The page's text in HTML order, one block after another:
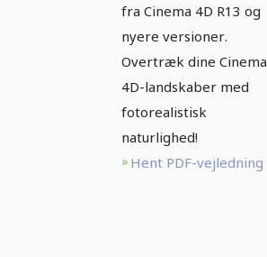
fra Cinema 4D R13 og
nyere versioner.
Overtræk dine Cinema
4D-landskaber med
fotorealistisk
naturlighed!
Hent PDF-vejledning